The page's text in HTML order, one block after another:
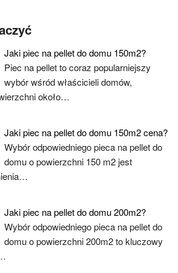
Jaki piec na pellet do domu 150m2?
Piec na pellet to coraz popularniejszy
wybór wśród właścicieli domów,
około…
Jaki piec na pellet do domu 150m2 cena?
Wybór odpowiedniego pieca na pellet do
domu o powierzchni 150 m2 jest
Jaki piec na pellet do domu 200m2?
Wybór odpowiedniego pieca na pellet do
domu o powierzchni 200m2 to kluczowy